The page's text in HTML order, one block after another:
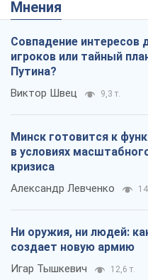
Мнения
Совпадение интересов
игроков или тайный
Путина?
Виктор Швец 9,3 т.
Минск готовится к
в условиях
кризиса
Александр Левченко
Ни оружия, ни людей:
создает новую армию
Игар Тышкевич 12,6 т.